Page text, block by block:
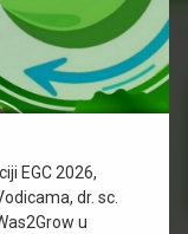
EGC 2026,
dr. sc.
u